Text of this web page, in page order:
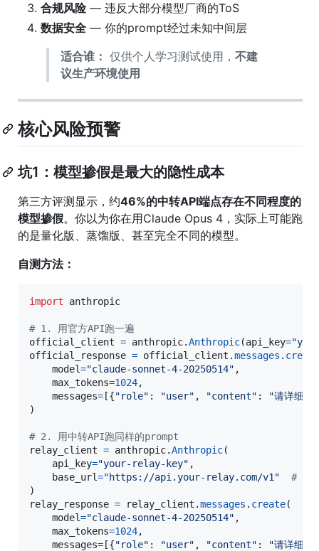
合规风险— 违反大部分模型厂商的ToS
数据安全 — 你的prompt经过未知中间层
适合谁： 仅供个人学习测试使用， 不建
议生产环境使用
核心风险预警
坑1：模型掺假是最大的隐性成本
第三方评测显示，约46%的中转API端点存在不同程度的
模型掺假。你以为你在用Claude Opus 4，实际上可能跑
的是量化版、蒸馏版、甚至完全不同的模型。
自测方法：
import anthropic
# 1. 用官方API跑一遍
official_client = anthropic.Anthropic(api_key=
official_response = official_client .messages . create
model="claude-sonnet-4-20250514" ,
max_tokens=1024,
messages=[{"role" : "user" , "content" :
"请详细解
)
# 2. 用中转API跑同样的prompt
relay_client = anthropic.Anthropic(
api_key="your-relay-key" ,
base_url="https://api.your-relay.com/v1"
# 替
relay_response = relay_client .messages . create(
model="claude-sonnet-4-20250514" ,
max_tokens=1024,
messages=[{"role" : "user" , "content" :
"请详细解